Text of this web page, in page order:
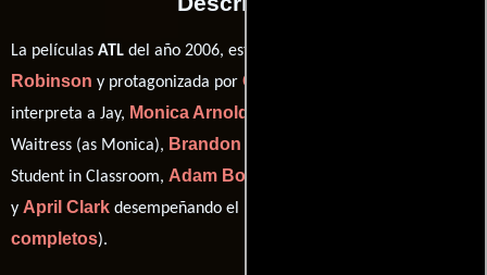
La películas ATL del año 2006, está dirigida por
Robinson y protagonizada por Greg Andrews
interpreta a Jay, Monica Arnold
Waitress (as Monica), Brandon Bernard Benton
Student in Classroom, Adam Boyer
y April Clark desempeñando el papel de Tondie (
completos).